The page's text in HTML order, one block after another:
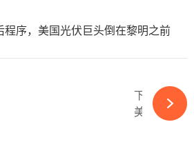
序，美国光伏巨头倒在黎明之前
下一篇
美国对中国光伏再加关税！影响究竟有多大？-必赢体育app官方平台